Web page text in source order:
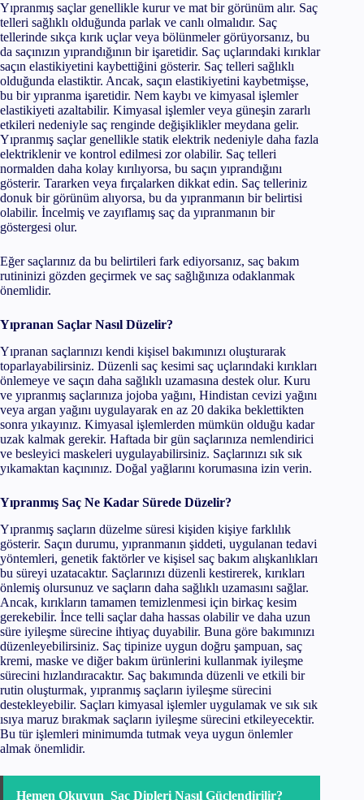
Yıpranmış saçlar genellikle kurur ve mat bir görünüm alır. Saç
telleri sağlıklı olduğunda parlak ve canlı olmalıdır. Saç
tellerinde sıkça kırık uçlar veya bölünmeler görüyorsanız, bu
da saçınızın yıprandığının bir işaretidir. Saç uçlarındaki kırıklar
saçın elastikiyetini kaybettiğini gösterir. Saç telleri sağlıklı
olduğunda elastiktir. Ancak, saçın elastikiyetini kaybetmişse,
bu bir yıpranma işaretidir. Nem kaybı ve kimyasal işlemler
elastikiyeti azaltabilir. Kimyasal işlemler veya güneşin zararlı
etkileri nedeniyle saç renginde değişiklikler meydana gelir.
Yıpranmış saçlar genellikle statik elektrik nedeniyle daha fazla
elektriklenir ve kontrol edilmesi zor olabilir. Saç telleri
normalden daha kolay kırılıyorsa, bu saçın yıprandığını
gösterir. Tararken veya fırçalarken dikkat edin. Saç telleriniz
donuk bir görünüm alıyorsa, bu da yıpranmanın bir belirtisi
olabilir. İncelmiş ve zayıflamış saç da yıpranmanın bir
göstergesi olur.
Eğer saçlarınız da bu belirtileri fark ediyorsanız, saç bakım
rutininizi gözden geçirmek ve saç sağlığınıza odaklanmak
önemlidir.
Yıpranan Saçlar Nasıl Düzelir?
Yıpranan saçlarınızı kendi kişisel bakımınızı oluşturarak
toparlayabilirsiniz. Düzenli saç kesimi saç uçlarındaki kırıkları
önlemeye ve saçın daha sağlıklı uzamasına destek olur. Kuru
ve yıpranmış saçlarınıza jojoba yağını, Hindistan cevizi yağını
veya argan yağını uygulayarak en az 20 dakika beklettikten
sonra yıkayınız. Kimyasal işlemlerden mümkün olduğu kadar
uzak kalmak gerekir. Haftada bir gün saçlarınıza nemlendirici
ve besleyici maskeleri uygulayabilirsiniz. Saçlarınızı sık sık
yıkamaktan kaçınınız. Doğal yağlarını korumasına izin verin.
Yıpranmış Saç Ne Kadar Sürede Düzelir?
Yıpranmış saçların düzelme süresi kişiden kişiye farklılık
gösterir. Saçın durumu, yıpranmanın şiddeti, uygulanan tedavi
yöntemleri, genetik faktörler ve kişisel saç bakım alışkanlıkları
bu süreyi uzatacaktır. Saçlarınızı düzenli kestirerek, kırıkları
önlemiş olursunuz ve saçların daha sağlıklı uzamasını sağlar.
Ancak, kırıkların tamamen temizlenmesi için birkaç kesim
gerekebilir. İnce telli saçlar daha hassas olabilir ve daha uzun
süre iyileşme sürecine ihtiyaç duyabilir. Buna göre bakımınızı
düzenleyebilirsiniz. Saç tipinize uygun doğru şampuan, saç
kremi, maske ve diğer bakım ürünlerini kullanmak iyileşme
sürecini hızlandıracaktır. Saç bakımında düzenli ve etkili bir
rutin oluşturmak, yıpranmış saçların iyileşme sürecini
destekleyebilir. Saçları kimyasal işlemler uygulamak ve sık sık
ısıya maruz bırakmak saçların iyileşme sürecini etkileyecektir.
Bu tür işlemleri minimumda tutmak veya uygun önlemler
almak önemlidir.
Hemen Okuyun Saç Dipleri Nasıl Güçlendirilir?